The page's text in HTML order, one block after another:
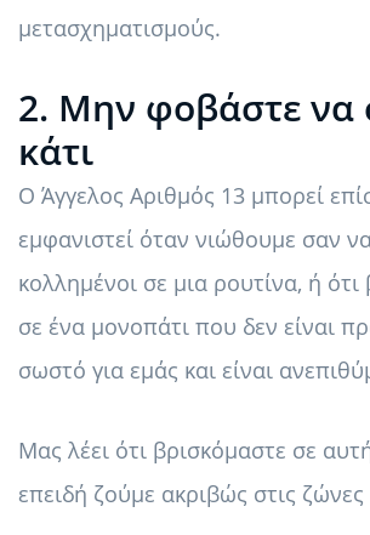
μετασχηματισμούς.
2. Μην φοβάστε να
κάτι
Ο Άγγελος Αριθμός 13 μπορεί
εμφανιστεί όταν νιώθουμε σαν
κολλημένοι σε μια ρουτίνα, ή ότι
σε ένα μονοπάτι που δεν είναι
σωστό για εμάς και είναι
Μας λέει ότι βρισκόμαστε σε
επειδή ζούμε ακριβώς στις